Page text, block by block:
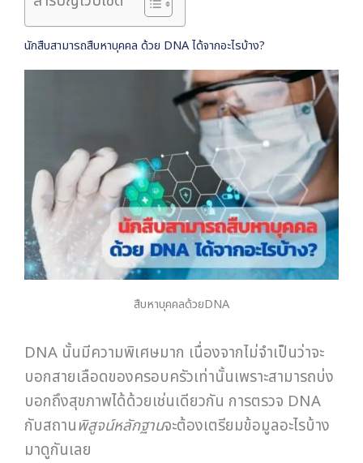
นักสืบสามารถสืบหาบุคคล ด้วย DNA ได้จากอะไรบ้าง?
สืบหาบุคคลด้วยDNA
DNA นั้นมีความพิเศษมาก เนื่องจากไม่จำเป็นว่าจะ
บอกสายเลือดของครอบครัวเท่านั้นเพราะสามารถบ่ง
บอกถึงสุขภาพได้ด้วยเช่นเดียวกัน การตรวจ DNA
กับสถานพิสูจน์หลักฐานจะต้องเตรียมข้อมูลอะไรบ้าง
มาดูกันเลย